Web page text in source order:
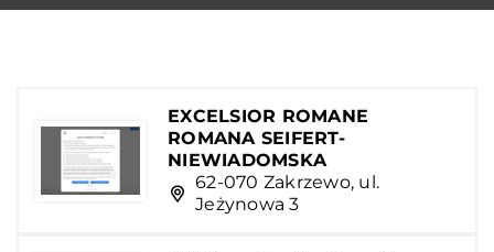
EXCELSIOR ROMANE
ROMANA SEIFERT-
NIEWIADOMSKA
62-070 Zakrzewo, ul.
Jeżynowa 3